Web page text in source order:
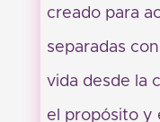
creado para
separadas
vida desde la
el propósito y